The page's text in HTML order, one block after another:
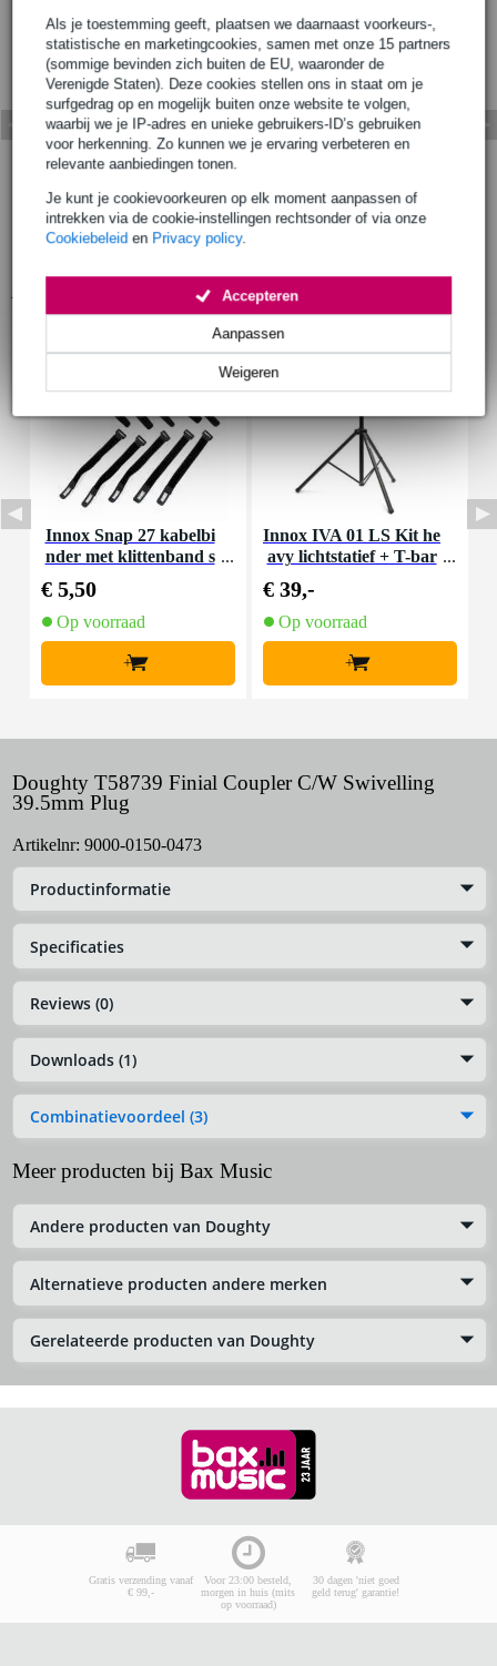
Als je toestemming geeft, plaatsen we daarnaast voorkeurs-,
statistische en marketingcookies, samen met onze 15 partners
(sommige bevinden zich buiten de EU, waaronder de
Verenigde Staten). Deze cookies stellen ons in staat om je
surfgedrag op en mogelijk buiten onze website te volgen,
waarbij we je IP-adres en unieke gebruikers-ID’s gebruiken
voor herkenning. Zo kunnen we je ervaring verbeteren en
relevante aanbiedingen tonen.
Je kunt je cookievoorkeuren op elk moment aanpassen of
intrekken via de cookie-instellingen rechtsonder of via onze
Cookiebeleid en Privacy policy.
Weigeren
Aanpassen
Accepteren
Innox Snap 27 kabelbi
nder met klittenband s
€ 5,50
Op voorraad
+
Innox IVA 01 LS Kit he
avy lichtstatief + T-bar
€ 39,-
Op voorraad
+
Doughty T58739 Finial Coupler C/W Swivelling
39.5mm Plug
Artikelnr: 9000-0150-0473
Productinformatie
Specificaties
Reviews (0)
Downloads (1)
Combinatievoordeel (3)
Meer producten bij Bax Music
Andere producten van Doughty
Alternatieve producten andere merken
Gerelateerde producten van Doughty
Gratis verzending vanaf
€ 99,-
Voor 23:00 besteld,
morgen in huis (mits
op voorraad)
30 dagen 'niet goed
geld terug' garantie!